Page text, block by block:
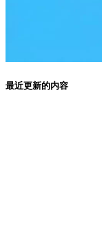
最近更新的内容